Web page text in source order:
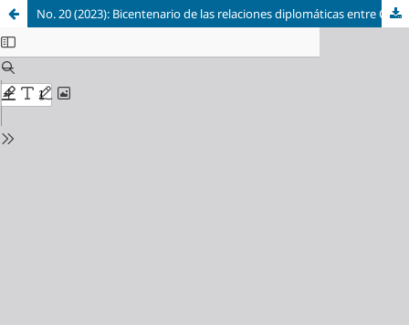
No. 20 (2023): Bicentenario de las relaciones diplomáticas entre Colombia y Estados Unidos